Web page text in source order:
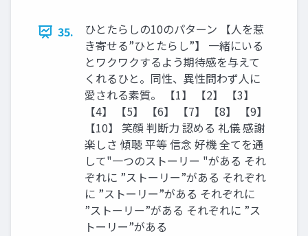
35.
ひとたらしの10のパターン 【人を惹
き寄せる”ひとたらし”】 一緒にいる
とワクワクするよう期待感を与えて
くれるひと。同性、異性問わず人に
愛される素質。 【1】 【2】 【3】
【4】 【5】 【6】 【7】 【8】 【9】
【10】 笑顔 判断力 認める 礼儀 感謝
楽しさ 傾聴 平等 信念 好機 全てを通
して"一つのストーリー "がある それ
ぞれに ”ストーリー”がある それぞれ
に ”ストーリー”がある それぞれに
”ストーリー”がある それぞれに ”ス
トーリー”がある